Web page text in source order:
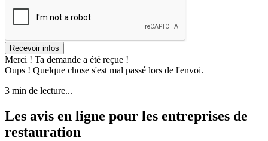
Merci ! Ta demande a été reçue !
Oups ! Quelque chose s'est mal passé lors de l'envoi.
3 min de lecture...
Les avis en ligne pour les entreprises de
restauration